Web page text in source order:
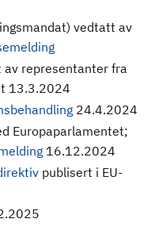
vedtatt av
representanter fra
13.3.2024
24.4.2024
Europaparlamentet;
16.12.2024
publisert i EU-